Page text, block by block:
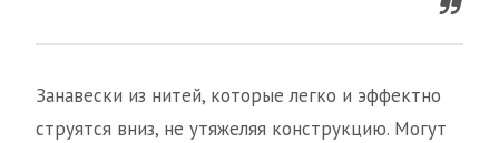
Занавески из нитей, которые легко и эффектно
струятся вниз, не утяжеляя конструкцию. Могут